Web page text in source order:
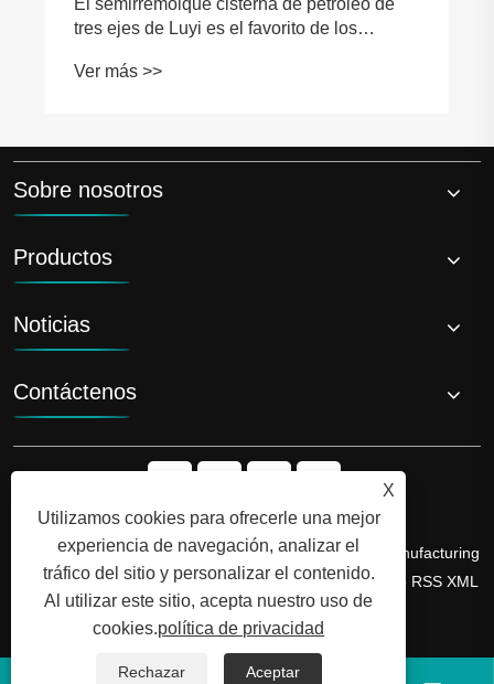
Sobre nosotros
Productos
Noticias
Contáctenos
Copyright © 2026 Shandong Luyi Dedicated Vehicle Manufacturing
Co., Ltd. Todos los derechos reservados.Links Sitemap RSS XML
política de privacidad
X
Utilizamos cookies para ofrecerle una mejor
experiencia de navegación, analizar el
tráfico del sitio y personalizar el contenido.
Al utilizar este sitio, acepta nuestro uso de
cookies.política de privacidad
Rechazar Aceptar